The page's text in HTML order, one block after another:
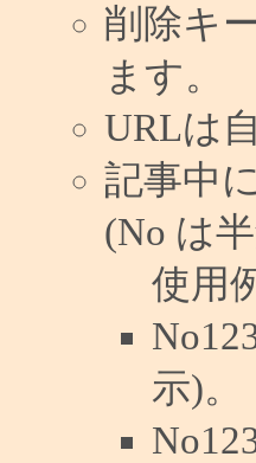
削除キ
ます。
URLは
記事中
(No は
使用
示)。